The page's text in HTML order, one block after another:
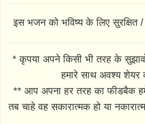
इस भजन को भविष्य के लिए सुरक्षित
* कृपया अपने किसी भी तरह के
हमारे साथ अवश्य शेयर
** आप अपना हर तरह का फीडबैक
तब चाहे वह सकारात्मक हो या